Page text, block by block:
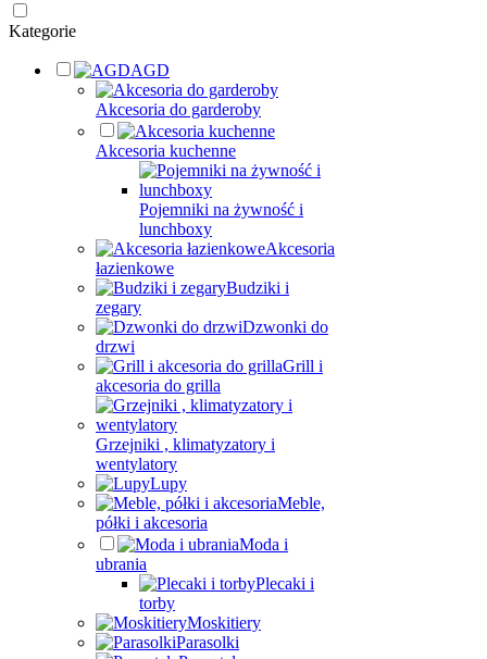
Kategorie
AGD
Akcesoria do garderoby
Akcesoria kuchenne
Pojemniki na żywność i
lunchboxy
Akcesoria
łazienkowe
Budziki i
zegary
Dzwonki do
drzwi
Grill i
akcesoria do grilla
Grzejniki , klimatyzatory i
wentylatory
Lupy
Meble,
półki i akcesoria
Moda i
ubrania
Plecaki i
torby
Moskitiery
Parasolki